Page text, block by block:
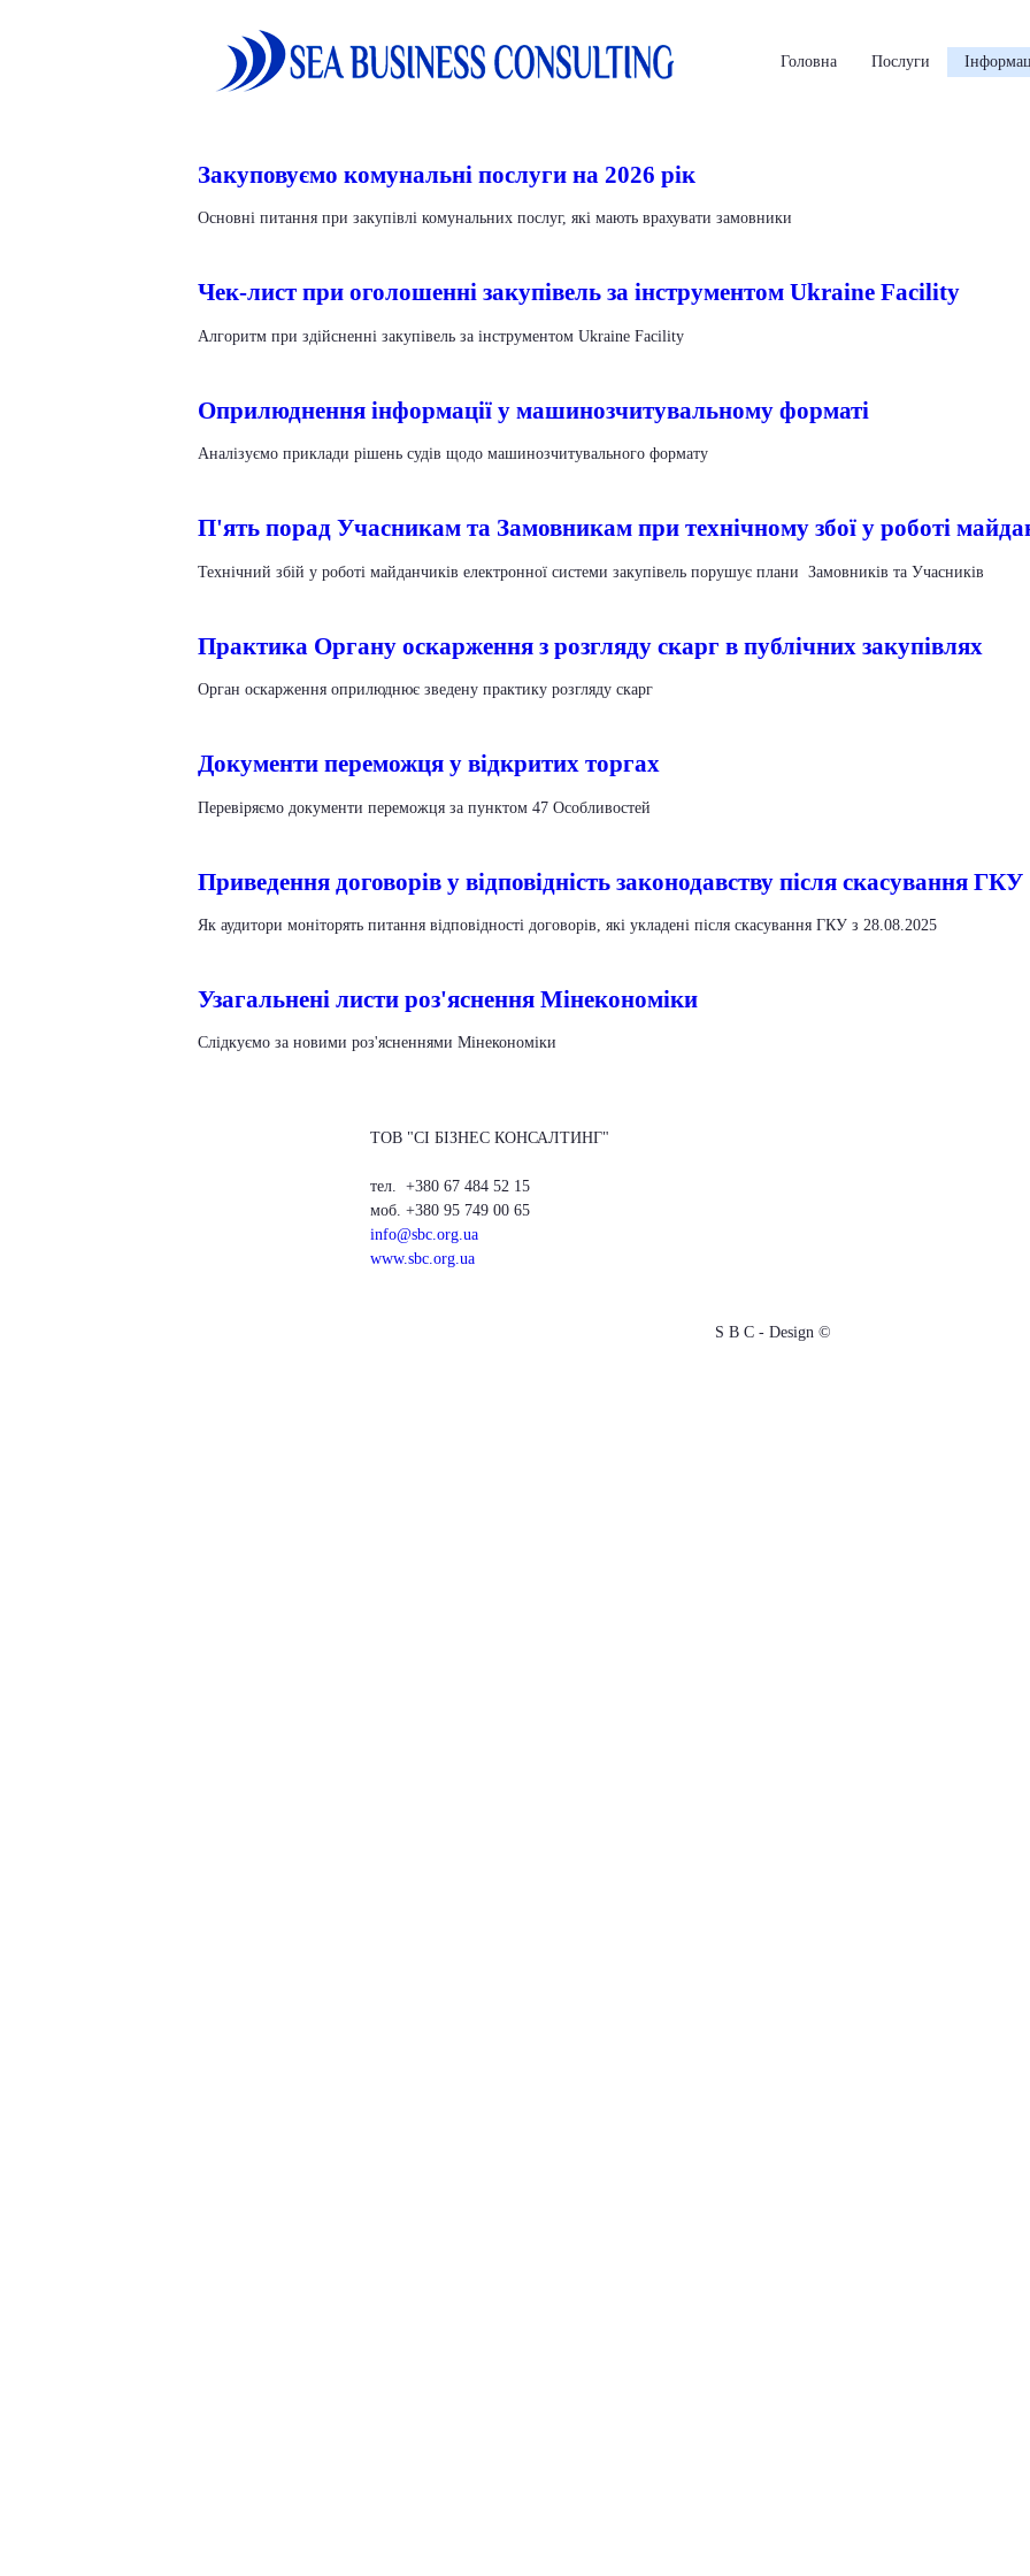
Головна Послуги
Закуповуємо комунальні послуги на 2026 рік
Основні питання при закупівлі комунальних послуг, які мають врахувати замовники
Чек-лист при оголошенні закупівель за інструментом Ukraine Facility
Алгоритм при здійсненні закупівель за інструментом Ukraine Facility
Оприлюднення інформації у машинозчитувальному форматі
Аналізуємо приклади рішень судів щодо машинозчитувального формату
П'ять порад Учасникам та Замовникам при технічному збої у роботі
Технічний збій у роботі майданчиків електронної системи закупівель порушує плани Замовників та Учасників
Практика Органу оскарження з розгляду скарг в публічних закупівлях
Орган оскарження оприлюднює зведену практику розгляду скарг
Документи переможця у відкритих торгах
Перевіряємо документи переможця за пунктом 47 Особливостей
Приведення договорів у відповідність законодавству після скасування ГКУ
Як аудитори моніторять питання відповідності договорів, які укладені після скасування ГКУ з 28.08.2025
Узагальнені листи роз'яснення Мінекономіки
Слідкуємо за новими роз'ясненнями Мінекономіки
ТОВ "СІ БІЗНЕС КОНСАЛТИНГ"
тел. +380 67 484 52 15
моб. +380 95 749 00 65
info@sbc.org.ua
www.sbc.org.ua
S B C - Design ©